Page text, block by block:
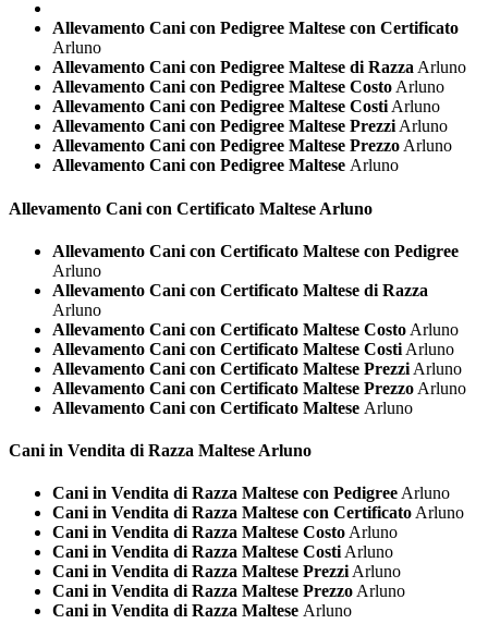
Allevamento Cani con Pedigree Maltese con Certificato
Arluno
Allevamento Cani con Pedigree Maltese di Razza Arluno
Allevamento Cani con Pedigree Maltese Costo Arluno
Allevamento Cani con Pedigree Maltese Costi Arluno
Allevamento Cani con Pedigree Maltese Prezzi Arluno
Allevamento Cani con Pedigree Maltese Prezzo Arluno
Allevamento Cani con Pedigree Maltese Arluno
Allevamento Cani con Certificato Maltese Arluno
Allevamento Cani con Certificato Maltese con Pedigree
Arluno
Allevamento Cani con Certificato Maltese di Razza
Arluno
Allevamento Cani con Certificato Maltese Costo Arluno
Allevamento Cani con Certificato Maltese Costi Arluno
Allevamento Cani con Certificato Maltese Prezzi Arluno
Allevamento Cani con Certificato Maltese Prezzo Arluno
Allevamento Cani con Certificato Maltese Arluno
Cani in Vendita di Razza Maltese Arluno
Cani in Vendita di Razza Maltese con PedigreeArluno
Cani in Vendita di Razza Maltese con CertificatoArluno
Cani in Vendita di Razza Maltese CostoArluno
Cani in Vendita di Razza Maltese CostiArluno
Cani in Vendita di Razza Maltese PrezziArluno
Cani in Vendita di Razza Maltese PrezzoArluno
Cani in Vendita di Razza Maltese Arluno